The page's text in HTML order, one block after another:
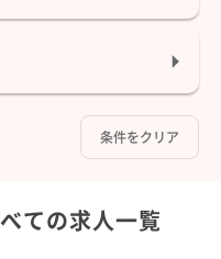
条件をクリア
ての求人一覧